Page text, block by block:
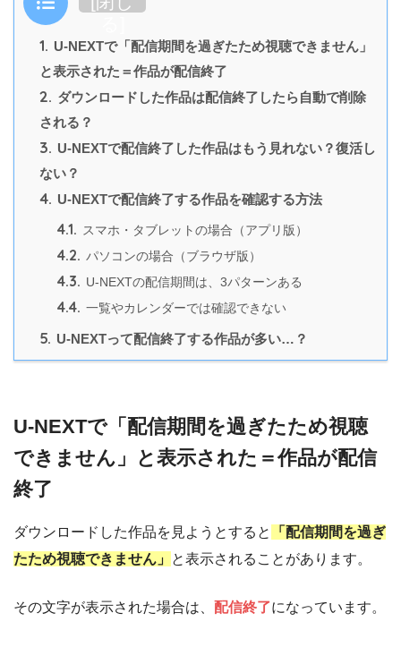
1. U-NEXTで「配信期間を過ぎたため視聴できません」
と表示された＝作品が配信終了
2. ダウンロードした作品は配信終了したら自動で削除
される？
3. U-NEXTで配信終了した作品はもう見れない？復活し
ない？
4. U-NEXTで配信終了する作品を確認する方法
4.1. スマホ・タブレットの場合（アプリ版）
4.2. パソコンの場合（ブラウザ版）
4.3. U-NEXTの配信期間は、3パターンある
4.4. 一覧やカレンダーでは確認できない
5. U-NEXTって配信終了する作品が多い…？
U-NEXTで「配信期間を過ぎたため視聴
できません」と表示された＝作品が配信
終了
ダウンロードした作品を見ようとすると
「配信期間を過ぎ
たため視聴できません」 と表示されることがあります。
その文字が表示された場合は、 配信終了になっています。